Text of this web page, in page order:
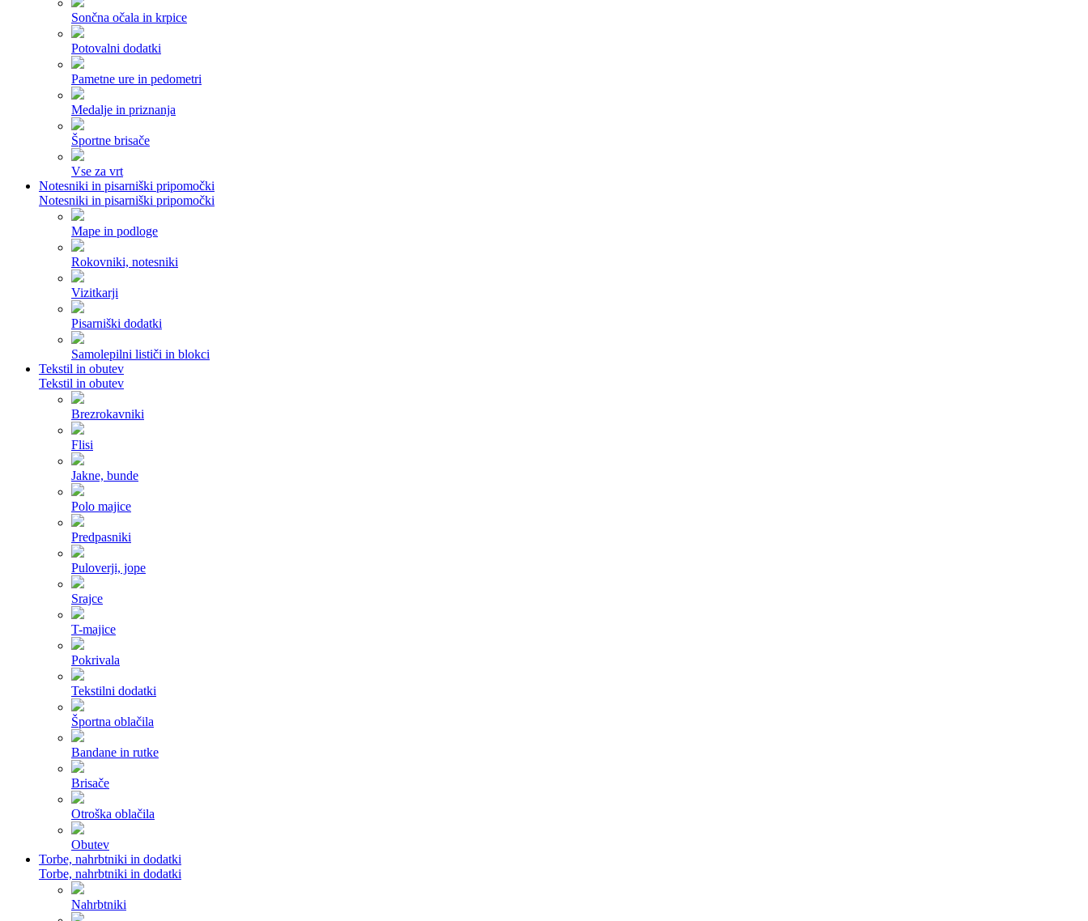
Sončna očala in krpice
Potovalni dodatki
Pametne ure in pedometri
Medalje in priznanja
Športne brisače
Vse za vrt
Notesniki in pisarniški pripomočki
Notesniki in pisarniški pripomočki
Mape in podloge
Rokovniki, notesniki
Vizitkarji
Pisarniški dodatki
Samolepilni lističi in blokci
Tekstil in obutev
Tekstil in obutev
Brezrokavniki
Flisi
Jakne, bunde
Polo majice
Predpasniki
Puloverji, jope
Srajce
T-majice
Pokrivala
Tekstilni dodatki
Športna oblačila
Bandane in rutke
Brisače
Otroška oblačila
Obutev
Torbe, nahrbtniki in dodatki
Torbe, nahrbtniki in dodatki
Nahrbtniki